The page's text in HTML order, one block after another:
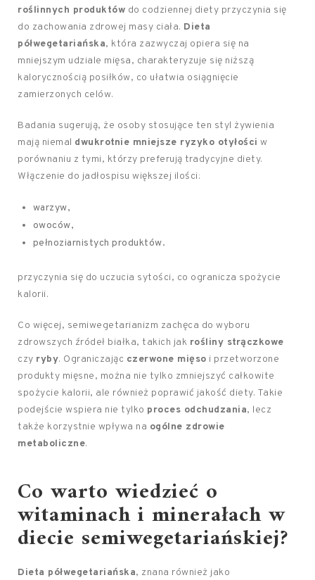
roślinnych produktów do codziennej diety przyczynia się
do zachowania zdrowej masy ciała. Dieta
półwegetariańska, która zazwyczaj opiera się na
mniejszym udziale mięsa, charakteryzuje się niższą
kalorycznością posiłków, co ułatwia osiągnięcie
zamierzonych celów.
Badania sugerują, że osoby stosujące ten styl żywienia
mają niemal dwukrotnie mniejsze ryzyko otyłości w
porównaniu z tymi, którzy preferują tradycyjne diety.
Włączenie do jadłospisu większej ilości:
warzyw,
owoców,
pełnoziarnistych produktów.
przyczynia się do uczucia sytości, co ogranicza spożycie
kalorii.
Co więcej, semiwegetarianizm zachęca do wyboru
zdrowszych źródeł białka, takich jak rośliny strączkowe
czy ryby. Ograniczając czerwone mięso i przetworzone
produkty mięsne, można nie tylko zmniejszyć całkowite
spożycie kalorii, ale również poprawić jakość diety. Takie
podejście wspiera nie tylko proces odchudzania, lecz
także korzystnie wpływa na ogólne zdrowie
metaboliczne.
Co warto wiedzieć o
witaminach i minerałach w
diecie semiwegetariańskiej?
Dieta półwegetariańska, znana również jako